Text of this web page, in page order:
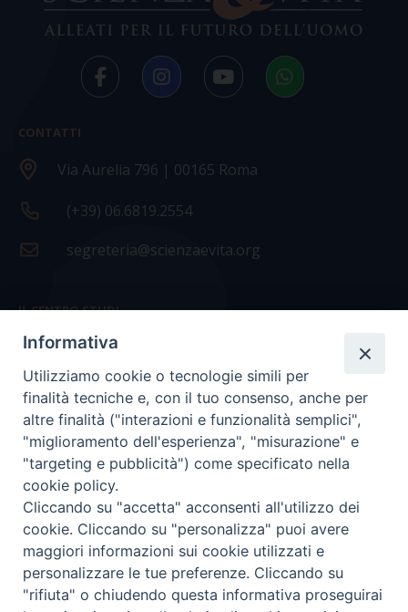
CONTATTI
Via Aurelia 796 | 00165 Roma
(+39) 06.6819.2554
segreteria@scienzaevita.org
IL CENTRO STUDI
La nostra storia
Statuto
Presidenza e ufficio presidenza
Consiglio scientifico
Coordinamento nazionale
COPYRIGHT Scienza & Vita - C.F96600690588- Tutti i
Informativa
Utilizziamo cookie o tecnologie simili per
finalità tecniche e, con il tuo consenso, anche per
altre finalità ("interazioni e funzionalità semplici",
"miglioramento dell'esperienza", "misurazione" e
"targeting e pubblicità") come specificato nella
cookie policy.
Cliccando su "accetta" acconsenti all'utilizzo dei
cookie. Cliccando su "personalizza" puoi avere
maggiori informazioni sui cookie utilizzati e
personalizzare le tue preferenze. Cliccando su
"rifiuta" o chiudendo questa informativa proseguirai